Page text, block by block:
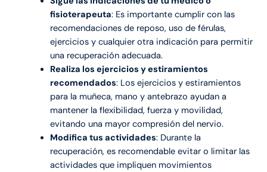
fisioterapeuta: Es importante cumplir con las
recomendaciones de reposo, uso de férulas,
ejercicios y cualquier otra indicación para permitir
una recuperación adecuada.
Realiza los ejercicios y estiramientos
recomendados: Los ejercicios y estiramientos
para la muñeca, mano y antebrazo ayudan a
mantener la flexibilidad, fuerza y movilidad,
evitando una mayor compresión del nervio.
Modifica tus actividades: Durante la
recuperación, es recomendable evitar o limitar las
actividades que impliquen movimientos